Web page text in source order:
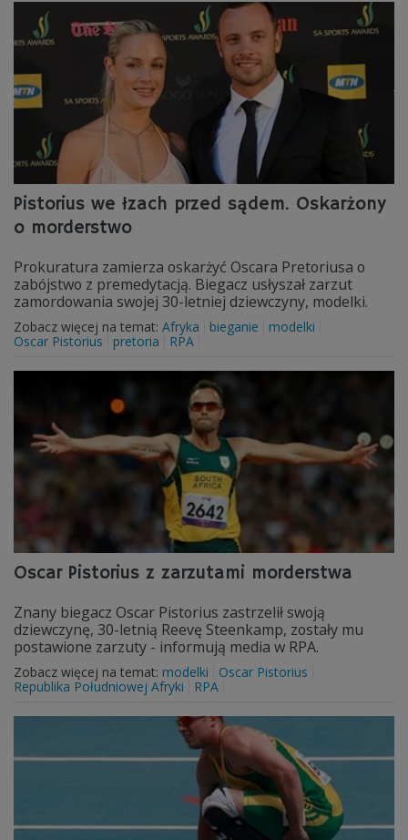
Pistorius we łzach przed sądem. Oskarżony
o morderstwo
Prokuratura zamierza oskarżyć Oscara Pretoriusa o
zabójstwo z premedytacją. Biegacz usłyszał zarzut
zamordowania swojej 30-letniej dziewczyny, modelki.
Zobacz więcej na temat: Afryka bieganie
modelki
Oscar Pistorius
pretoria RPA
Oscar Pistorius z zarzutami morderstwa
Znany biegacz Oscar Pistorius zastrzelił swoją
dziewczynę, 30-letnią Reevę Steenkamp, zostały mu
postawione zarzuty - informują media w RPA.
Zobacz więcej na temat: modelki
Oscar Pistorius
Republika Południowej Afryki
RPA